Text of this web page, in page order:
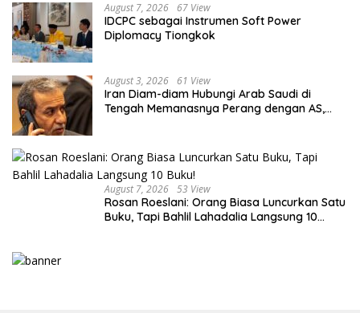
August 7, 2026 67 View
IDCPC sebagai Instrumen Soft Power
Diplomacy Tiongkok
August 3, 2026 61 View
Iran Diam-diam Hubungi Arab Saudi di
Tengah Memanasnya Perang dengan AS,
August 7, 2026 53 View
Rosan Roeslani: Orang Biasa Luncurkan Satu
Buku, Tapi Bahlil Lahadalia Langsung 10